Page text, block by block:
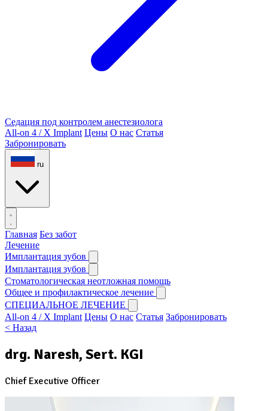
Седация под контролем анестезиолога
All-on 4 / X Implant Цены О нас Статья
Забронировать
ru
Главная Без забот
Лечение
Имплантация зубов
Имплантация зубов
Стоматологическая неотложная помощь
Общее и профилактическое лечение
СПЕЦИАЛЬНОЕ ЛЕЧЕНИЕ
All-on 4 / X Implant Цены О нас Статья Забронировать
< Назад
drg. Naresh, Sert. KGI
Chief Executive Officer